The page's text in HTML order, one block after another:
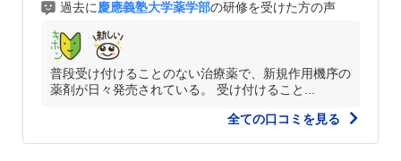
過去に慶應義塾大学薬学部の研修を受けた方の声
普段受け付けることのない治療薬で、新規作用機序の
薬剤が日々発売されている。 受け付けること...
全ての口コミを見る